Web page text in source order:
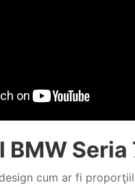
Seria
cum ar fi